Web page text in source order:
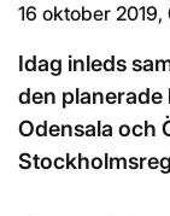
16 oktober 2019,
Idag inleds
den
Odensala och